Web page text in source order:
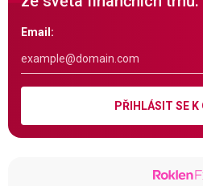
Email:
PŘIHLÁSIT SE K